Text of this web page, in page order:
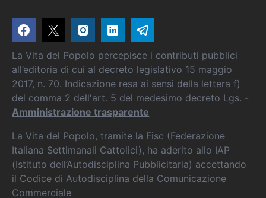
La Vita del Popolo percepisce i contributi pubblici
all’editoria di cui al decreto legislativo 15 maggio
2017, n. 70. Indicazione resa ai sensi della lettera f)
del comma 2 dell'art. 5 del medesimo decreto Lgs. -
Amministrazione trasparente
La Vita del Popolo, tramite la Fisc (Federazione
Italiana Settimanali Cattolici), ha aderito allo IAP
(Istituto dell’Autodisciplina Pubblicitaria) accettando
il Codice di Autodisciplina della Comunicazione
Commerciale